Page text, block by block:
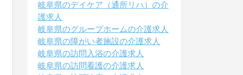
岐阜県のデイケア（通所リハ）の介
護求人
岐阜県のグループホームの介護求人
岐阜県の障がい者施設の介護求人
岐阜県の訪問入浴の介護求人
岐阜県の訪問看護の介護求人